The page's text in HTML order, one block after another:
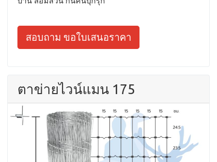
สอบถาม ขอใบเสนอราคา
ตาข่ายไวน์แมน 175